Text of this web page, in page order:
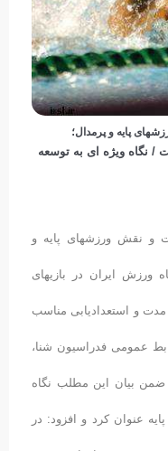
پایه و پرمدال؛
نگاه وی‍ژه ای به توسعه
و نقش ورزشهای پایه و
ورزش ایران در بازیهای
مدت و استعدادیابی مناسب
عمومی فدراسیون شنا،
بیان این مطلب نگاه
عنوان کرد و افزود: در